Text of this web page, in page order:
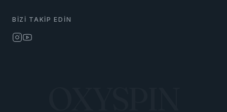
BIZI TAKIP EDIN